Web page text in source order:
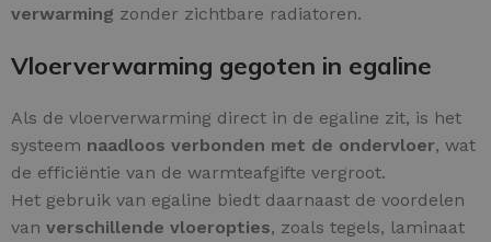
verwarming zonder zichtbare radiatoren.
Vloerverwarming gegoten in egaline
Als de vloerverwarming direct in de egaline zit, is het
systeem naadloos verbonden met de ondervloer, wat
de efficiëntie van de warmteafgifte vergroot.
Het gebruik van egaline biedt daarnaast de voordelen
van verschillende vloeropties, zoals tegels, laminaat